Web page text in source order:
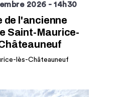
2026 - 14h30
de l'ancienne
Saint-Maurice-
lès-Châteauneuf